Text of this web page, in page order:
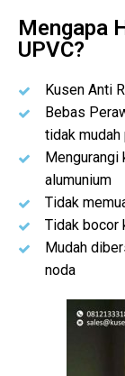
Mengapa
UPVC?
Kusen Anti
Bebas
tidak mudah
Mengurangi
alumunium
Tidak
Tidak bocor
Mudah
noda